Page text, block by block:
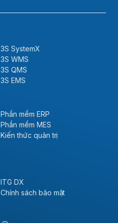
3S SystemX
3S WMS
3S QMS
3S EMS
Phần mềm ERP
Phần mềm MES
Kiến thức quản trị
ITG DX
Chính sách bảo mật